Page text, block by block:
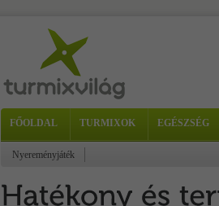
FŐOLDAL TURMIXOK EGÉSZSÉG
Nyereményjáték